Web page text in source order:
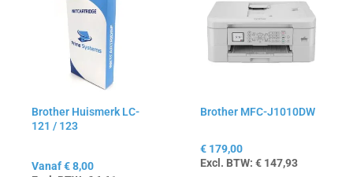
Brother Huismerk LC-
121 / 123
Vanaf€8,00
gekozen
worden
Brother MFC-J1010DW
€ 179,00
Excl. BTW: € 147,93